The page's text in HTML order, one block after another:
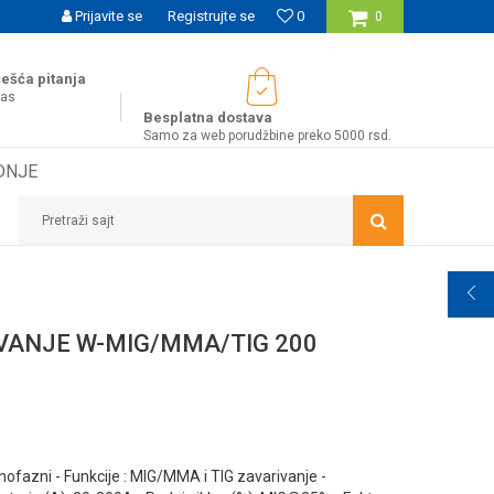
BESPLATNE ISPORUKE ZA WEB PORUDŽBINE! 0
0
Prijavite se Registrujte se
pitanja
Besplatna dostava
Samo za web porudžbine preko 5000 rsd.
Pretraži sajt
W-MIG/MMA/TIG 200
- Funkcije : MIG/MMA i TIG zavarivanje -